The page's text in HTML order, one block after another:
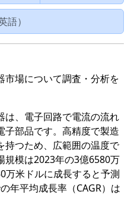
語）
市場について調査・分析を
は、電子回路で電流の流れ
子部品です。高精度で製造
持つため、広範囲の温度で
規模は2023年の3億6580万
万米ドルに成長すると予測
年平均成長率（CAGR）は